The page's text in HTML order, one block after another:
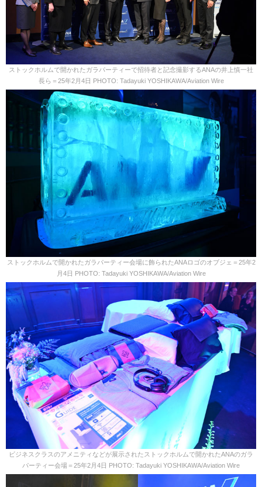
ストックホルムで開かれたガラパーティーで招待者と記念撮影するANAの井上慎一社
長ら＝25年2月4日 PHOTO: Tadayuki YOSHIKAWA/Aviation Wire
ストックホルムで開かれたガラパーティー会場に飾られたANAロゴのオブジェ＝25年2
月4日 PHOTO: Tadayuki YOSHIKAWA/Aviation Wire
ビジネスクラスのアメニティなどが展示されたストックホルムで開かれたANAのガラ
パーティー会場＝25年2月4日 PHOTO: Tadayuki YOSHIKAWA/Aviation Wire